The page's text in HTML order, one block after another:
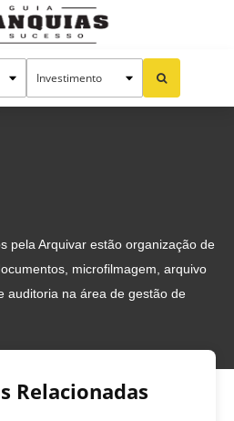
pela Arquivar estão organização de
microfilmagem, arquivo
auditoria na área de gestão de
Relacionadas